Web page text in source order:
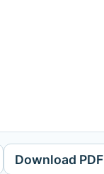
Download PDF